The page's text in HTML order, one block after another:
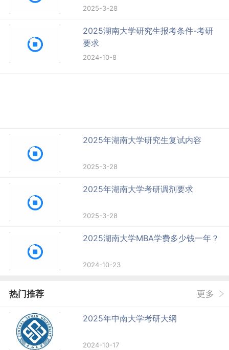
2025-3-28
2025湖南大学研究生报考条件-考研
要求
2024-10-8
2025年湖南大学研究生复试内容
2025-3-28
2025年湖南大学考研调剂要求
2025-3-28
2025湖南大学MBA学费多少钱一年？
2024-10-23
热门推荐 更多
2025年中南大学考研大纲
2024-10-17